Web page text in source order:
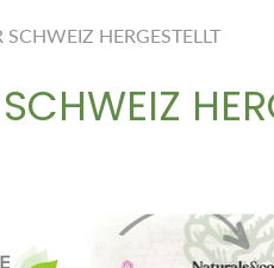
SCHWEIZ HERGESTELLT